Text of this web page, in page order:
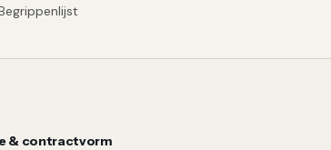
& contractvorm